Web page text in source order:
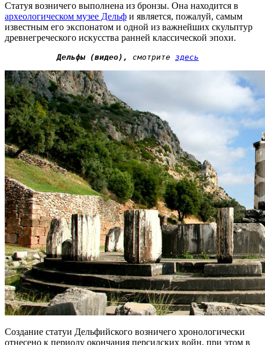
Статуя возничего выполнена из бронзы. Она находится в
археологическом музее Дельф и является, пожалуй, самым
известным его экспонатом и одной из важнейших скульптур
древнегреческого искусства ранней классической эпохи.
Дельфы (видео), смотрите здесь
Создание статуи Дельфийского возничего хронологически
отнесено к периоду окончания персидских войн, при этом в